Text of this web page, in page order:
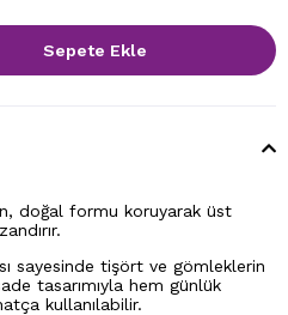
doğal formu koruyarak üst
sayesinde tişört ve gömleklerin
tasarımıyla hem günlük
kullanılabilir.